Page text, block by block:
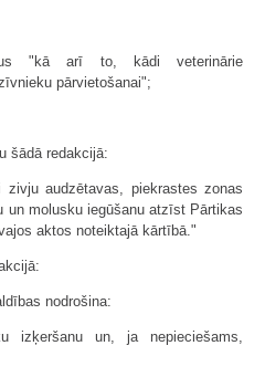
"kā arī to, kādi veterinārie
pārvietošanai";
šādā redakcijā:
audzētavas, piekrastes zonas
molusku iegūšanu atzīst Pārtikas
aktos noteiktajā kārtībā."
nodrošina:
izķeršanu un, ja nepieciešams,